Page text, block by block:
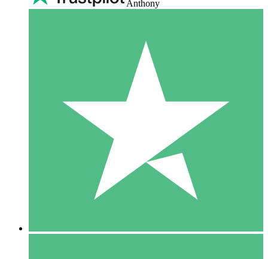
Anthony